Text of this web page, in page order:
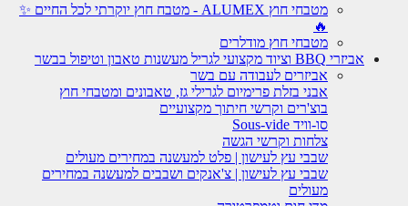
מטבחי חוץ ALUMEX - מטבח חוץ יוקרתי לכל החיים ✨
מטבחי חוץ מודלרים
אביזרי BBQ וציוד מקצועי לגריל מעשנות טאבון וטיפול בבשר
אביזרים לעבודה עם בשר
אבני בזלת פרימיום לגרילי גז, טאבונים ומטבחי חוץ
בוצ'רים וקרשי חיתוך מקצועיים
סו-וויד Sous-vide
צלחות וקרשי הגשה
שבבי עץ לעישון | פלט למעשנה במחירים מעולים
שבבי עץ לעישון | צ'אנקים ושבבים למעשנה במחירים
מעולים